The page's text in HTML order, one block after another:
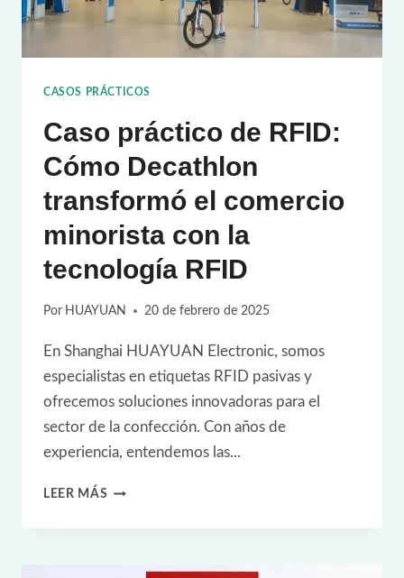
CASOS PRÁCTICOS
Caso práctico de RFID:
Cómo Decathlon
transformó el comercio
minorista con la
tecnología RFID
Por HUAYUAN 20 de febrero de 2025
En Shanghai HUAYUAN Electronic, somos
especialistas en etiquetas RFID pasivas y
ofrecemos soluciones innovadoras para el
sector de la confección. Con años de
experiencia, entendemos las...
LEER MÁS CASO